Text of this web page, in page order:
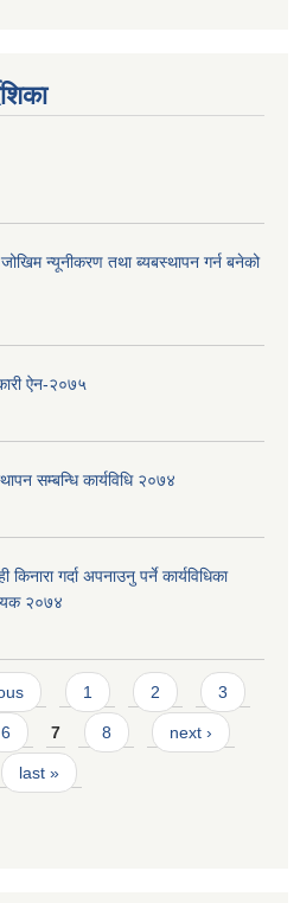
जोखिम न्यूनीकरण तथा ब्यबस्थापन गर्न बनेको
ऐन-२०७५
सम्बन्धि कार्यविधि २०७४
गर्दा अपनाउनु पर्ने कार्यविधिका
२०७४
1 2 3
6 7 8 next ›
last »